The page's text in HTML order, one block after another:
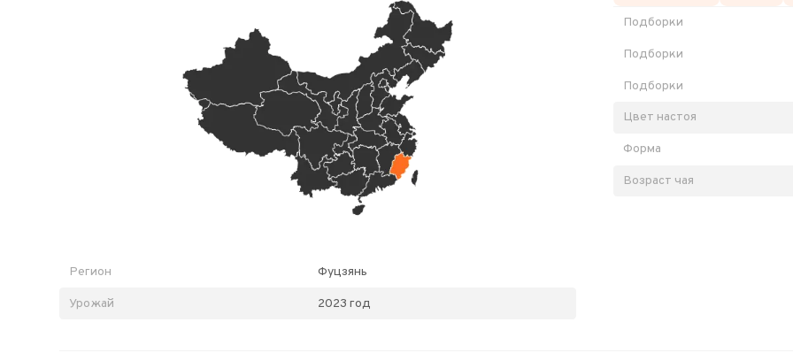
Регион Фуцзянь
Урожай 2023 год
Подборки
Подборки
Подборки
Цвет настоя
Форма
Возраст чая